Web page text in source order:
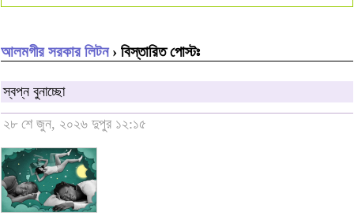
আলমগীর সরকার লিটন› বিস্তারিত পোস্টঃ
স্বপ্ন বুনাচ্ছো
২৮ শে জুন, ২০২৬ দুপুর ১২:১৫